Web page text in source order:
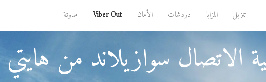
تنزيل المزايا دردشات الأمان Viber Out مدونة
الاتصال سوازيلاند من هايتي